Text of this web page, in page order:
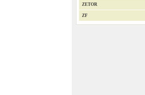
ZETOR
ZF